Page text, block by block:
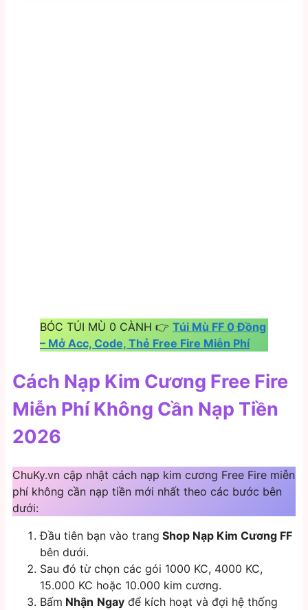
BÓC TÚI MÙ 0 CÀNH 👉 Túi Mù FF 0 Đồng
– Mở Acc, Code, Thẻ Free Fire Miễn Phí
Cách Nạp Kim Cương Free Fire
Miễn Phí Không Cần Nạp Tiền
2026
ChuKy.vn cập nhật cách nạp kim cương Free Fire miễn
phí không cần nạp tiền mới nhất theo các bước bên
dưới:
Đầu tiên bạn vào trang Shop Nạp Kim Cương FF
bên dưới.
Sau đó từ chọn các gói 1000 KC, 4000 KC,
15.000 KC hoặc 10.000 kim cương.
Bấm Nhận Ngay để kích hoạt và đợi hệ thống